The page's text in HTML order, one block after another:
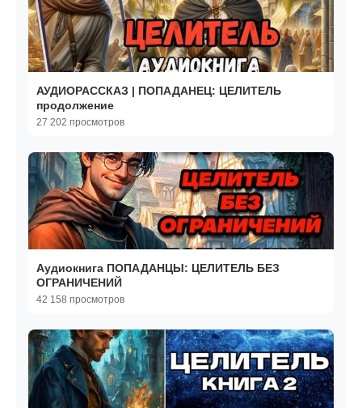
АУДИОРАССКАЗ | ПОПАДАНЕЦ: ЦЕЛИТЕЛЬ
продолжение
27 202 просмотров
Аудиокнига ПОПАДАНЦЫ: ЦЕЛИТЕЛЬ БЕЗ
ОГРАНИЧЕНИЙ
42 158 просмотров